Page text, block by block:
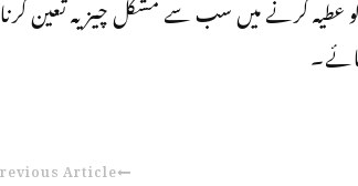
Article